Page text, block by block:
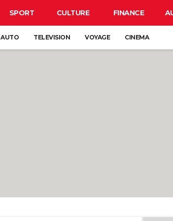
SPORT CULTURE FINANCE
AUTO TELEVISION VOYAGE CINEMA